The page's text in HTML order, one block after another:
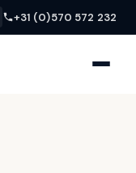
+31 (0)570 572 232